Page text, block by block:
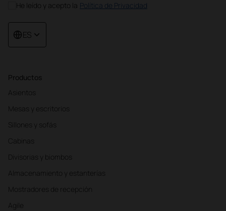
Productos
Asientos
Mesas y escritorios
Sillones y sofás
Cabinas
Divisorias y biombos
Almacenamiento y estanterías
Mostradores de recepción
Agile
He leído y acepto la Política de Privacidad
ES